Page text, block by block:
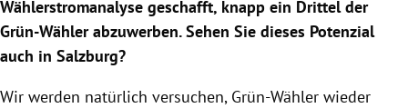
Wählerstromanalyse geschafft, knapp ein Drittel der
Grün-Wähler abzuwerben. Sehen Sie dieses Potenzial
auch in Salzburg?
Wir werden natürlich versuchen, Grün-Wähler wieder